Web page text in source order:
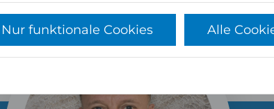
Nur funktionale Cookies Alle